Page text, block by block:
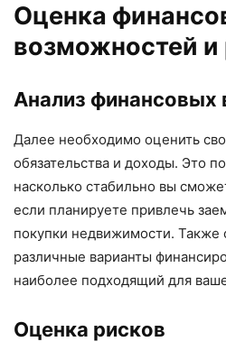
Оценка
возможностей и
Анализ финансовых
Далее необходимо оценить
обязательства и доходы. Это
насколько стабильно вы
если планируете привлечь
покупки недвижимости. Также
различные варианты
наиболее подходящий для
Оценка рисков